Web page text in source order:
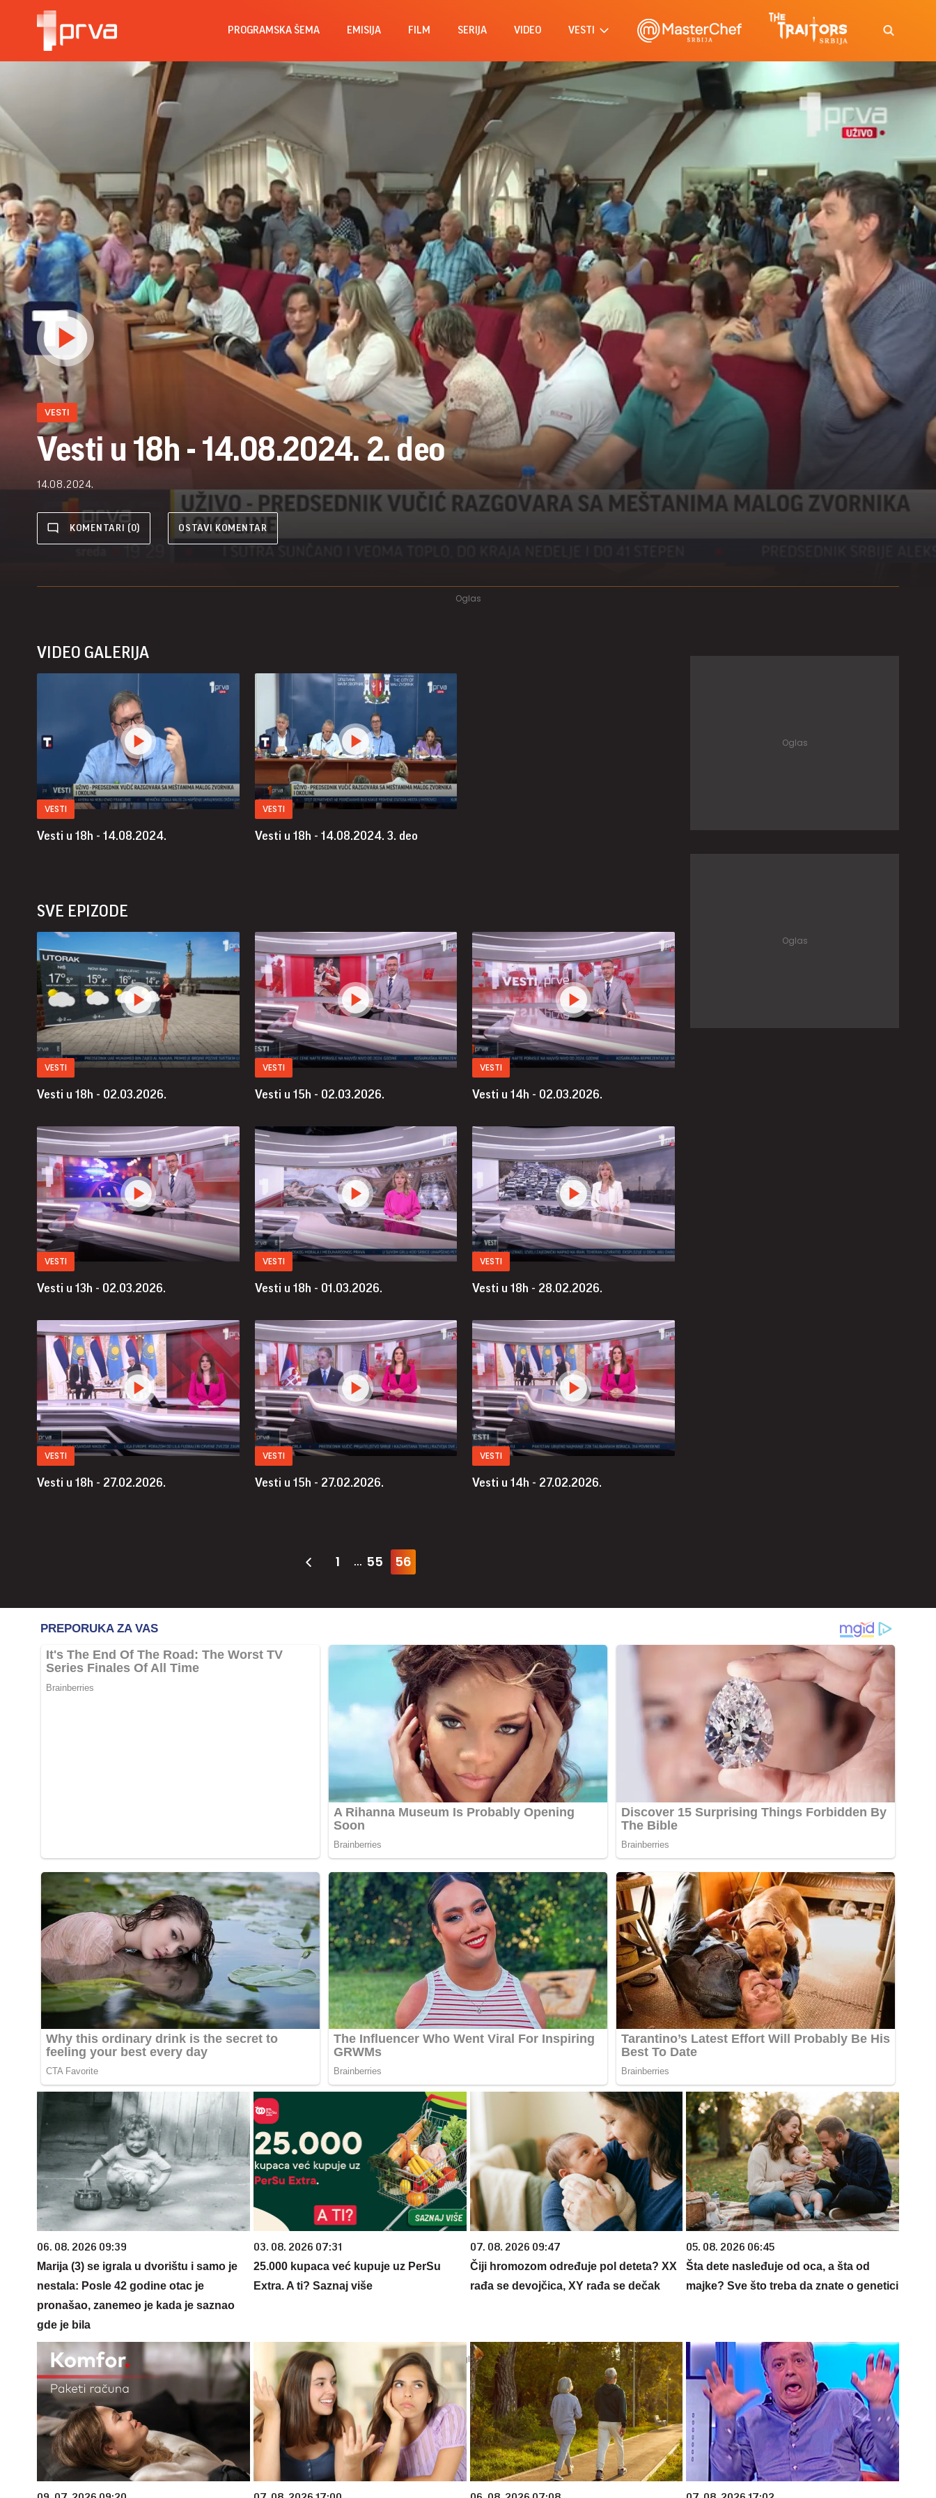
PROGRAMSKA ŠEMA EMISIJA FILM SERIJA VIDEO VESTI
VESTI
Vesti u 18h - 14.08.2024. 2. deo
14.08.2024.
KOMENTARI (0) OSTAVI KOMENTAR
VIDEO GALERIJA
VESTI
Vesti u 18h - 14.08.2024.
VESTI
Vesti u 18h - 14.08.2024. 3. deo
SVE EPIZODE
VESTI
Vesti u 18h - 02.03.2026.
VESTI
Vesti u 15h - 02.03.2026.
VESTI
Vesti u 14h - 02.03.2026.
VESTI
Vesti u 13h - 02.03.2026.
VESTI
Vesti u 18h - 01.03.2026.
VESTI
Vesti u 18h - 28.02.2026.
VESTI
Vesti u 18h - 27.02.2026.
VESTI
Vesti u 15h - 27.02.2026.
VESTI
Vesti u 14h - 27.02.2026.
1 ... 55 56
06. 08. 2026 09:39
Marija (3) se igrala u dvorištu i samo je
nestala: Posle 42 godine otac je
pronašao, zanemeo je kada je saznao
gde je bila
03. 08. 2026 07:31
25.000 kupaca već kupuje uz PerSu
Extra. A ti? Saznaj više
07. 08. 2026 09:47
Čiji hromozom određuje pol deteta? XX
rađa se devojčica, XY rađa se dečak
05. 08. 2026 06:45
Šta dete nasleđuje od oca, a šta od
majke? Sve što treba da znate o genetici